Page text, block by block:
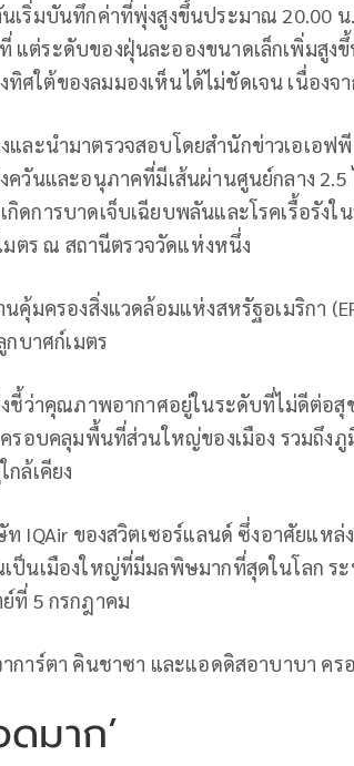
เริ่มบันทึกค่าที่พุ่งสูงขึ้นประมาณ 20.00 น
ต่ระดับของฝุ่นละอองขนาดเล็กเพิ่มสูงขึ้
ศใต้ของลมมองเห็นได้ไม่ชัดเจน เนื่องจ
และนำมาตรวจสอบโดยสำนักข่าวเอเอฟ
วันและอนุภาคที่มีเส้นผ่านศูนย์กลาง 2.5
ดการบาดเจ็บเฉียบพลันและโรคเรื้อรังใ
มตร ณ สถานีตรวจวัดแห่งหนึ่ง
คุ้มครองสิ่งแวดล้อมแห่งสหรัฐอเมริกา
กบาศก์เมตร
ชี้ว่าคุณภาพอากาศอยู่ในระดับที่ไม่ดีต่อ
รอบคลุมพื้นที่ส่วนใหญ่ของเมือง รวมถึงภู
ล้เคียง
IQAir ของสวิตเซอร์แลนด์ ซึ่งอาศัยแหล่
ป็นเมืองใหญ่ที่มีมลพิษมากที่สุดในโลก ระ
ที่ 5 กรกฎาคม
าร์ตา คินชาซา และแอดดิสอาบาบา คร
มาก’